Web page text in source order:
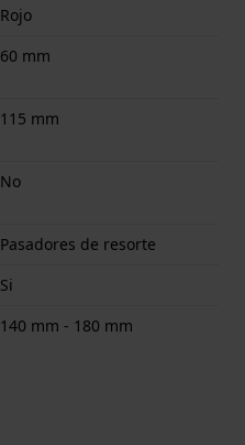
Rojo
60 mm
115 mm
No
Pasadores de resorte
Si
140 mm - 180 mm